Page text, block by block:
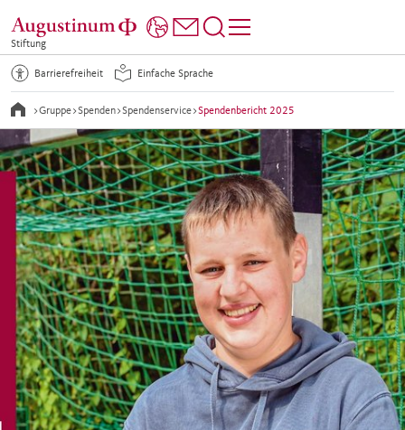
Stiftung
>Gruppe>Spenden>Spendenservice>Spendenbericht 2025
Barrierefreiheit Einfache Sprache